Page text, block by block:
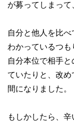
が募ってしまって
自分と他人を比
わかっているつも
自分本位で相手
ていたりと、改
間になりました。
もしかしたら、